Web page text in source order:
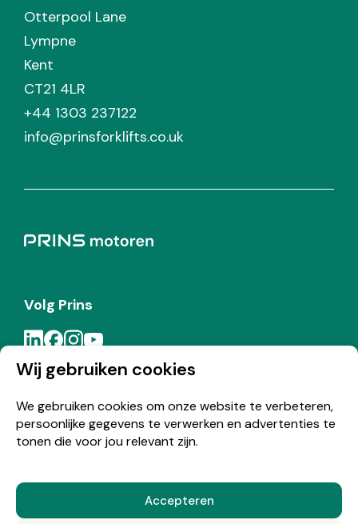
Wij gebruiken cookies
We gebruiken cookies om onze website te verbeteren,
persoonlijke gegevens te verwerken en advertenties te
tonen die voor jou relevant zijn.
Accepteren
Otterpool Lane
Lympne
Kent
CT21 4LR
+44 1303 237122
info@prinsforklifts.co.uk
Volg Prins
Meld je aan voor de Prins nieuwsbrief
© Copyright 2026 Prins